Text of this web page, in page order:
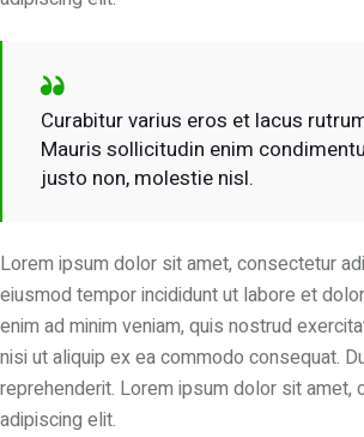
Curabitur varius eros et lacus
Mauris sollicitudin enim
justo non, molestie nisl.
Lorem ipsum dolor sit amet, consectetur
eiusmod tempor incididunt ut labore et
enim ad minim veniam, quis nostrud
nisi ut aliquip ex ea commodo consequat.
reprehenderit. Lorem ipsum dolor sit amet,
adipiscing elit.